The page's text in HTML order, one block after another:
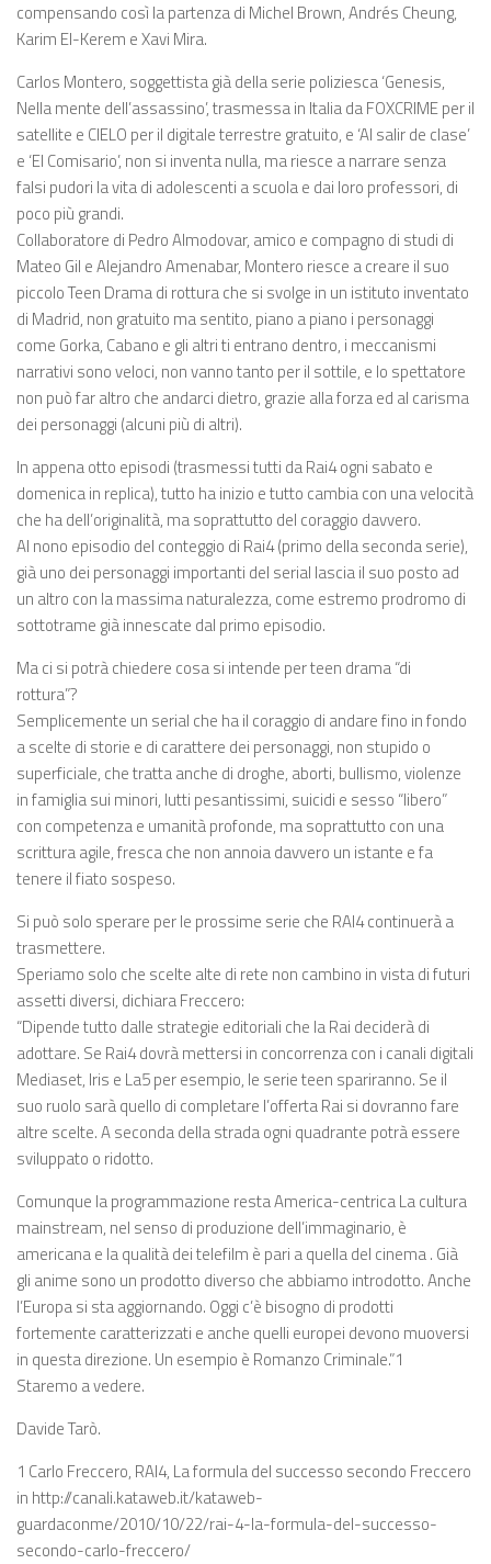
compensando così la partenza di Michel Brown, Andrés Cheung,
Karim El-Kerem e Xavi Mira.
Carlos Montero, soggettista già della serie poliziesca ‘Genesis,
Nella mente dell’assassino’, trasmessa in Italia da FOXCRIME per il
satellite e CIELO per il digitale terrestre gratuito, e ‘Al salir de clase’
e ‘El Comisario’, non si inventa nulla, ma riesce a narrare senza
falsi pudori la vita di adolescenti a scuola e dai loro professori, di
poco più grandi.
Collaboratore di Pedro Almodovar, amico e compagno di studi di
Mateo Gil e Alejandro Amenabar, Montero riesce a creare il suo
piccolo Teen Drama di rottura che si svolge in un istituto inventato
di Madrid, non gratuito ma sentito, piano a piano i personaggi
come Gorka, Cabano e gli altri ti entrano dentro, i meccanismi
narrativi sono veloci, non vanno tanto per il sottile, e lo spettatore
non può far altro che andarci dietro, grazie alla forza ed al carisma
dei personaggi (alcuni più di altri).
In appena otto episodi (trasmessi tutti da Rai4 ogni sabato e
domenica in replica), tutto ha inizio e tutto cambia con una velocità
che ha dell’originalità, ma soprattutto del coraggio davvero.
Al nono episodio del conteggio di Rai4 (primo della seconda serie),
già uno dei personaggi importanti del serial lascia il suo posto ad
un altro con la massima naturalezza, come estremo prodromo di
sottotrame già innescate dal primo episodio.
Ma ci si potrà chiedere cosa si intende per teen drama “di
rottura”?
Semplicemente un serial che ha il coraggio di andare fino in fondo
a scelte di storie e di carattere dei personaggi, non stupido o
superficiale, che tratta anche di droghe, aborti, bullismo, violenze
in famiglia sui minori, lutti pesantissimi, suicidi e sesso “libero”
con competenza e umanità profonde, ma soprattutto con una
scrittura agile, fresca che non annoia davvero un istante e fa
tenere il fiato sospeso.
Si può solo sperare per le prossime serie che RAI4 continuerà a
trasmettere.
Speriamo solo che scelte alte di rete non cambino in vista di futuri
assetti diversi, dichiara Freccero:
“Dipende tutto dalle strategie editoriali che la Rai deciderà di
adottare. Se Rai4 dovrà mettersi in concorrenza con i canali digitali
Mediaset, Iris e La5 per esempio, le serie teen spariranno. Se il
suo ruolo sarà quello di completare l’offerta Rai si dovranno fare
altre scelte. A seconda della strada ogni quadrante potrà essere
sviluppato o ridotto.
Comunque la programmazione resta America-centrica La cultura
mainstream, nel senso di produzione dell’immaginario, è
americana e la qualità dei telefilm è pari a quella del cinema . Già
gli anime sono un prodotto diverso che abbiamo introdotto. Anche
l’Europa si sta aggiornando. Oggi c’è bisogno di prodotti
fortemente caratterizzati e anche quelli europei devono muoversi
in questa direzione. Un esempio è Romanzo Criminale.”1
Staremo a vedere.
Davide Tarò.
1 Carlo Freccero, RAI4, La formula del successo secondo Freccero
in http://canali.kataweb.it/kataweb-
guardaconme/2010/10/22/rai-4-la-formula-del-successo-
secondo-carlo-freccero/